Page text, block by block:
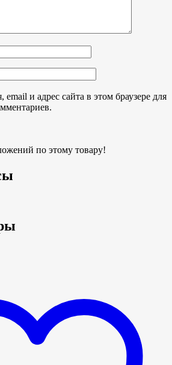
и адрес сайта в этом браузере для
по этому товару!